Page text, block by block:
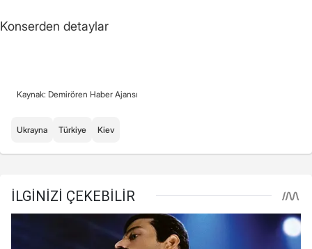
Konserden detaylar
Kaynak: Demirören Haber Ajansı
Ukrayna Türkiye Kiev